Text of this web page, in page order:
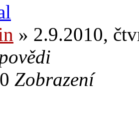
» 2.9.2010,
Zobrazení